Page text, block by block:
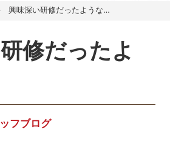
興味深い研修だったような…
修だったよ
フブログ